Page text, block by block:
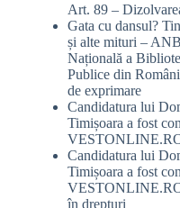
Art. 89 –
Gata cu dansul?
și alte mituri –
Națională a
Publice din
de exprimare
Candidatura lui
Timișoara a fost
Candidatura lui
Timișoara a fost
în drepturi